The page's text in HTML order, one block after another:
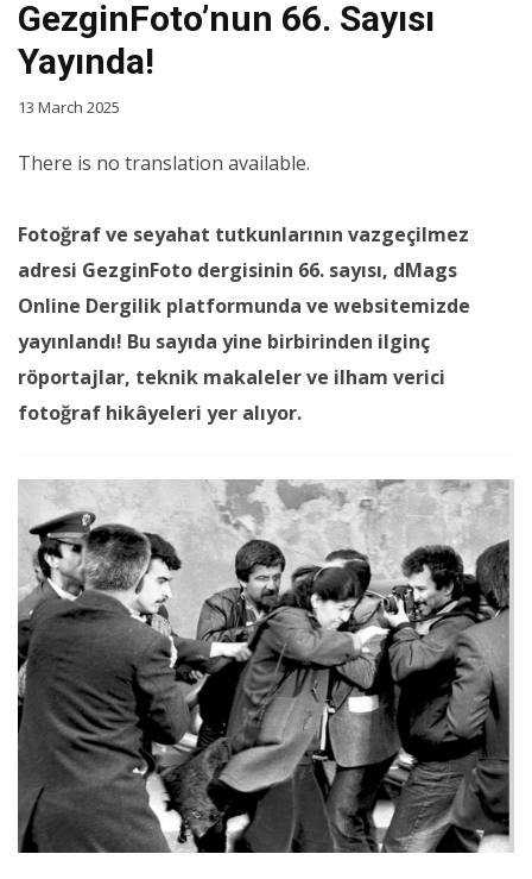
GezginFoto’nun 66. Sayısı
Yayında!
13 March 2025
There is no translation available.
Fotoğraf ve seyahat tutkunlarının vazgeçilmez
adresi GezginFoto dergisinin 66. sayısı, dMags
Online Dergilik platformunda ve websitemizde
yayınlandı! Bu sayıda yine birbirinden ilginç
röportajlar, teknik makaleler ve ilham verici
fotoğraf hikâyeleri yer alıyor.